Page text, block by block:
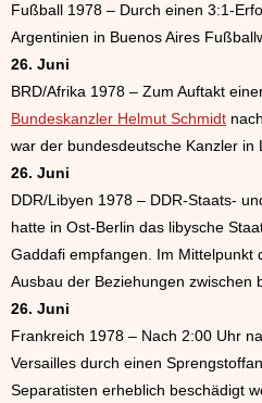
Fußball 1978 – Durch einen 3:1-
Argentinien in Buenos Aires
26. Juni
BRD/Afrika 1978 – Zum Auftakt
Bundeskanzler Helmut Schmidt
war der bundesdeutsche Kanzler in
26. Juni
DDR/Libyen 1978 – DDR-Staats-
hatte in Ost-Berlin das libysche
Gaddafi empfangen. Im Mittelpunkt
Ausbau der Beziehungen zwischen
26. Juni
Frankreich 1978 – Nach 2:00 Uhr
Versailles durch einen
Separatisten erheblich beschädigt